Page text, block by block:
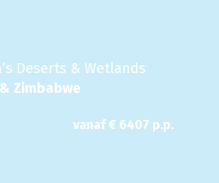
Deserts & Wetlands
Zimbabwe
vanaf € 6407 p.p.